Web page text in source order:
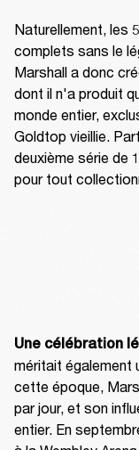
Naturellement, les
complets sans le
Marshall a donc
dont il n'a produit
monde entier,
Goldtop vieillie.
deuxième série de
pour tout
Une célébration
méritait également
cette époque,
par jour, et son
entier. En